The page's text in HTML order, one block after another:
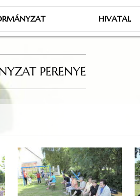
HIVATAL
PERENYE